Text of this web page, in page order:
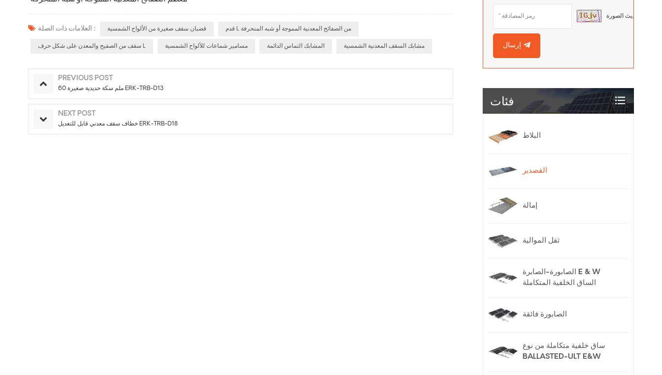
العلامات ذات الصلة : قضبان سقف صغيرة من الألواح الشمسية قدم L من الصفائح المعدنية المموجة أو شبه المنحرفة
سقف من الصفيح والمعدن على شكل حرف L مسامير شماعات للألواح الشمسية المشابك التماس الدائمة مشابك السقف المعدنية الشمسية
PREVIOUS POST
60 ملم سكة حديدية صغيرة ERK-TRB-D13
NEXT POST
خطاف سقف معدني قابل للتعديل ERK-TRB-D18
تحديث الصورة
إرسال
فئات
البلاط
القصدير
إمالة
ثقل الموالية
الصابورة-الصابرة E & W
الساق الخلفية المتكاملة
الصابورة فائقة
ساق خلفية متكاملة من نوع
BALLASTED-ULT E&W